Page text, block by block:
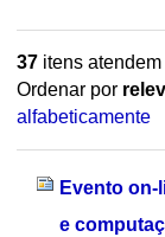
37itens atendem
Ordenar por
alfabeticamente
Evento
e